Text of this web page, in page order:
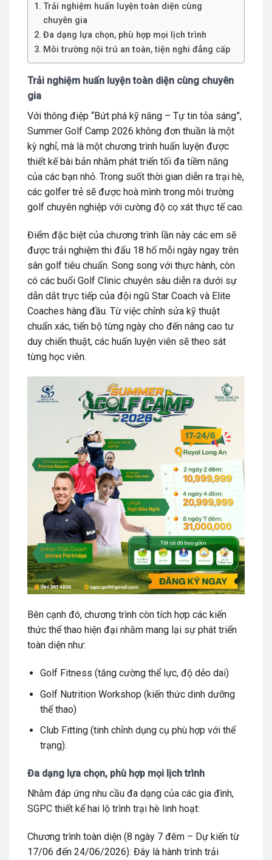
Trải nghiệm huấn luyện toàn diện cùng
chuyên gia
Đa dạng lựa chọn, phù hợp mọi lịch trình
Môi trường nội trú an toàn, tiện nghi đẳng cấp
Trải nghiệm huấn luyện toàn diện cùng chuyên
gia
Với thông điệp “Bứt phá kỹ năng – Tự tin tỏa sáng”,
Summer Golf Camp 2026 không đơn thuần là một
kỳ nghỉ, mà là một chương trình huấn luyện được
thiết kế bài bản nhằm phát triển tối đa tiềm năng
của các bạn nhỏ. Trong suốt thời gian diễn ra trại hè,
các golfer trẻ sẽ được hoà mình trong môi trường
golf chuyên nghiệp với cường độ cọ xát thực tế cao.
Điểm đặc biệt của chương trình lần này các em sẽ
được trải nghiệm thi đấu 18 hố mỗi ngày ngay trên
sân golf tiêu chuẩn. Song song với thực hành, còn
có các buổi Golf Clinic chuyên sâu diễn ra dưới sự
dẫn dắt trực tiếp của đội ngũ Star Coach và Elite
Coaches hàng đầu. Từ việc chỉnh sửa kỹ thuật
chuẩn xác, tiến bộ từng ngày cho đến nâng cao tư
duy chiến thuật, các huấn luyện viên sẽ theo sát
từng học viên.
Bên cạnh đó, chương trình còn tích hợp các kiến
thức thể thao hiện đại nhằm mang lại sự phát triển
toàn diện như:
Golf Fitness (tăng cường thể lực, độ dẻo dai)
Golf Nutrition Workshop (kiến thức dinh dưỡng
thể thao)
Club Fitting (tinh chỉnh dụng cụ phù hợp với thể
trạng).
Đa dạng lựa chọn, phù hợp mọi lịch trình
Nhằm đáp ứng nhu cầu đa dạng của các gia đình,
SGPC thiết kế hai lộ trình trại hè linh hoạt:
Chương trình toàn diện (8 ngày 7 đêm – Dự kiến từ
17/06 đến 24/06/2026): Đây là hành trình trải